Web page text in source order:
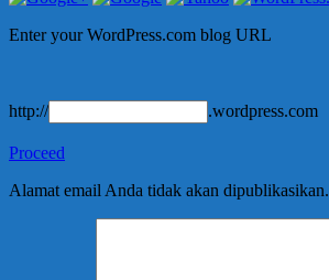
Enter your WordPress.com blog URL
http:// .wordpress.com
Proceed
Alamat email Anda tidak akan dipublikasikan.